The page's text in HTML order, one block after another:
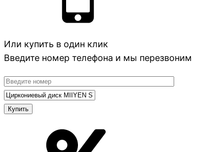
Или купить в один клик
Введите номер телефона и мы перезвоним